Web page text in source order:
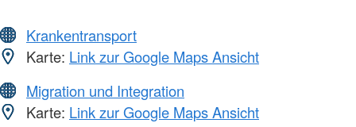
Krankentransport
Karte: Link zur Google Maps Ansicht
Migration und Integration
Karte: Link zur Google Maps Ansicht